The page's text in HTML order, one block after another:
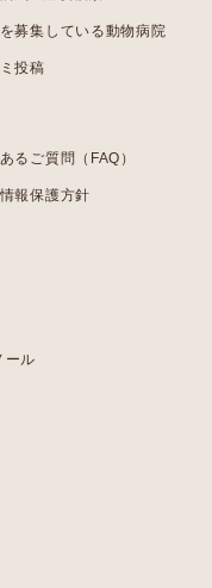
募集している動物病院
投稿
るご質問（FAQ）
報保護方針
ール